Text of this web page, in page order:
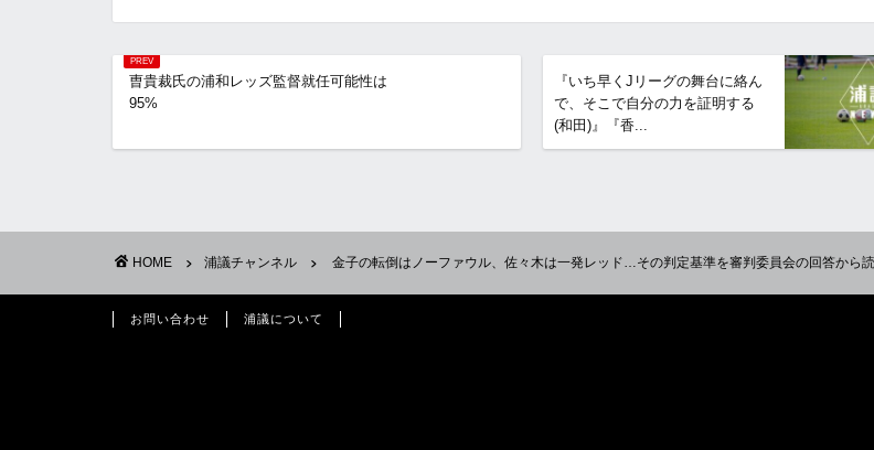
曺貴裁氏の浦和レッズ監督就任可能性は
95%
『いち早くJリーグの舞台に絡ん
で、そこで自分の力を証明する
(和田)』『香...
HOME 浦議チャンネル 金子の転倒はノーファウル、佐々木は一発レッド…その判定基準を審判委員会の回答から
お問い合わせ 浦議について